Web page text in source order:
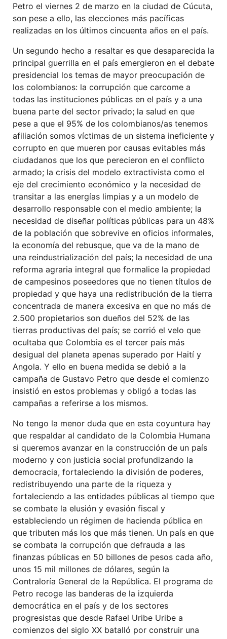
Petro el viernes 2 de marzo en la ciudad de Cúcuta,
son pese a ello, las elecciones más pacíficas
realizadas en los últimos cincuenta años en el país.
Un segundo hecho a resaltar es que desaparecida la
principal guerrilla en el país emergieron en el debate
presidencial los temas de mayor preocupación de
los colombianos: la corrupción que carcome a
todas las instituciones públicas en el país y a una
buena parte del sector privado; la salud en que
pese a que el 95% de los colombianos/as tenemos
afiliación somos víctimas de un sistema ineficiente y
corrupto en que mueren por causas evitables más
ciudadanos que los que perecieron en el conflicto
armado; la crisis del modelo extractivista como el
eje del crecimiento económico y la necesidad de
transitar a las energías limpias y a un modelo de
desarrollo responsable con el medio ambiente; la
necesidad de diseñar políticas públicas para un 48%
de la población que sobrevive en oficios informales,
la economía del rebusque, que va de la mano de
una reindustrialización del país; la necesidad de una
reforma agraria integral que formalice la propiedad
de campesinos poseedores que no tienen títulos de
propiedad y que haya una redistribución de la tierra
concentrada de manera excesiva en que no más de
2.500 propietarios son dueños del 52% de las
tierras productivas del país; se corrió el velo que
ocultaba que Colombia es el tercer país más
desigual del planeta apenas superado por Haití y
Angola. Y ello en buena medida se debió a la
campaña de Gustavo Petro que desde el comienzo
insistió en estos problemas y obligó a todas las
campañas a referirse a los mismos.
No tengo la menor duda que en esta coyuntura hay
que respaldar al candidato de la Colombia Humana
si queremos avanzar en la construcción de un país
moderno y con justicia social profundizando la
democracia, fortaleciendo la división de poderes,
redistribuyendo una parte de la riqueza y
fortaleciendo a las entidades públicas al tiempo que
se combate la elusión y evasión fiscal y
estableciendo un régimen de hacienda pública en
que tributen más los que más tienen. Un país en que
se combata la corrupción que defrauda a las
finanzas públicas en 50 billones de pesos cada año,
unos 15 mil millones de dólares, según la
Contraloría General de la República. El programa de
Petro recoge las banderas de la izquierda
democrática en el país y de los sectores
progresistas que desde Rafael Uribe Uribe a
comienzos del siglo XX batalló por construir una